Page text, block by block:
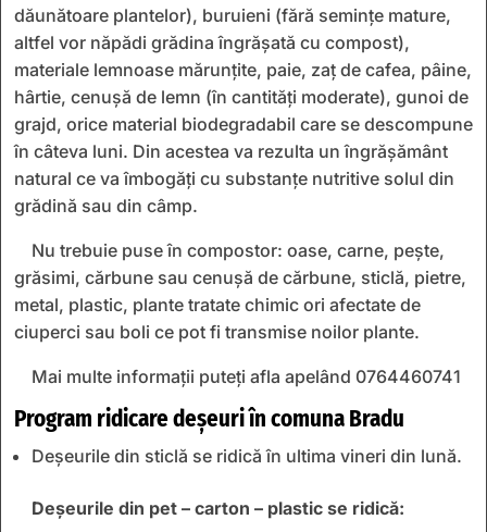
dăunătoare plantelor), buruieni (fără semințe mature,
altfel vor năpădi grădina îngrășată cu compost),
materiale lemnoase mărunțite, paie, zaț de cafea, pâine,
hârtie, cenușă de lemn (în cantități moderate), gunoi de
grajd, orice material biodegradabil care se descompune
în câteva luni. Din acestea va rezulta un îngrășământ
natural ce va îmbogăți cu substanțe nutritive solul din
grădină sau din câmp.
Nu trebuie puse în compostor: oase, carne, pește,
grăsimi, cărbune sau cenușă de cărbune, sticlă, pietre,
metal, plastic, plante tratate chimic ori afectate de
ciuperci sau boli ce pot fi transmise noilor plante.
Mai multe informații puteți afla apelând 0764460741
Program ridicare deșeuri în comuna Bradu
Deșeurile din sticlă se ridică în ultima vineri din lună.
Deșeurile din pet – carton – plastic se ridică: